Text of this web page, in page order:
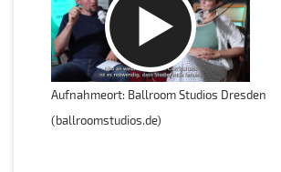
Aufnahmeort: Ballroom Studios Dresden
(ballroomstudios.de)